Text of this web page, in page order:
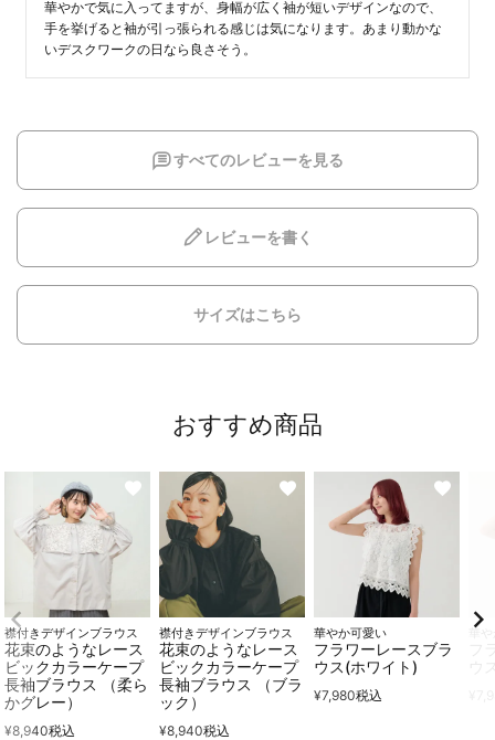
華やかで気に入ってますが、身幅が広く袖が短いデザインなので、
手を挙げると袖が引っ張られる感じは気になります。あまり動かな
いデスクワークの日なら良さそう。
すべてのレビューを見る
レビューを書く
サイズはこちら
おすすめ商品
襟付きデザインブラウス
花束のようなレース
ビックカラーケープ
長袖ブラウス （柔ら
かグレー）
¥8,940税込
襟付きデザインブラウス
花束のようなレース
ビックカラーケープ
長袖ブラウス （ブラ
ック）
¥8,940税込
華やか可愛い
フラワーレースブラ
ウス(ホワイト)
¥7,980税込
華